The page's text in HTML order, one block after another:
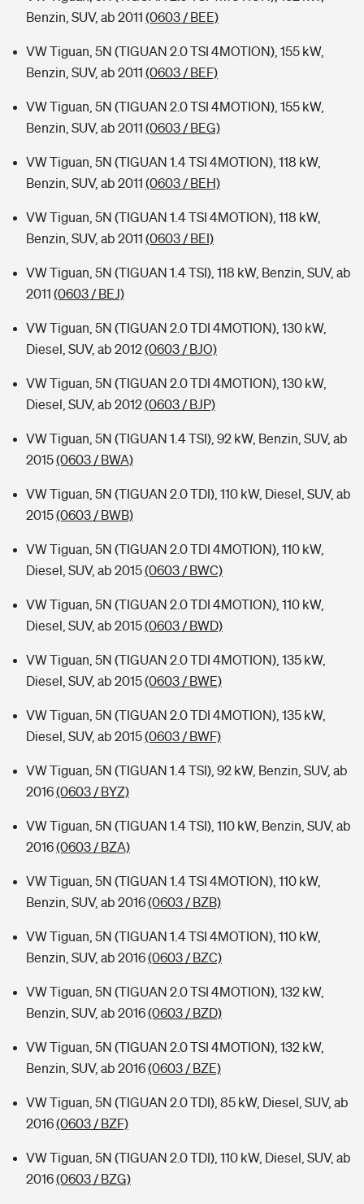
Benzin, SUV, ab 2011 (0603 / BEE)
VW Tiguan, 5N (TIGUAN 2.0 TSI 4MOTION), 155 kW,
Benzin, SUV, ab 2011 (0603 / BEF)
VW Tiguan, 5N (TIGUAN 2.0 TSI 4MOTION), 155 kW,
Benzin, SUV, ab 2011 (0603 / BEG)
VW Tiguan, 5N (TIGUAN 1.4 TSI 4MOTION), 118 kW,
Benzin, SUV, ab 2011 (0603 / BEH)
VW Tiguan, 5N (TIGUAN 1.4 TSI 4MOTION), 118 kW,
Benzin, SUV, ab 2011 (0603 / BEI)
VW Tiguan, 5N (TIGUAN 1.4 TSI), 118 kW, Benzin, SUV, ab
2011 (0603 / BEJ)
VW Tiguan, 5N (TIGUAN 2.0 TDI 4MOTION), 130 kW,
Diesel, SUV, ab 2012(0603 / BJO)
VW Tiguan, 5N (TIGUAN 2.0 TDI 4MOTION), 130 kW,
Diesel, SUV, ab 2012(0603 / BJP)
VW Tiguan, 5N (TIGUAN 1.4 TSI), 92 kW, Benzin, SUV, ab
2015(0603 / BWA)
VW Tiguan, 5N (TIGUAN 2.0 TDI), 110 kW, Diesel, SUV, ab
2015(0603 / BWB)
VW Tiguan, 5N (TIGUAN 2.0 TDI 4MOTION), 110 kW,
Diesel, SUV, ab 2015(0603 / BWC)
VW Tiguan, 5N (TIGUAN 2.0 TDI 4MOTION), 110 kW,
Diesel, SUV, ab 2015(0603 / BWD)
VW Tiguan, 5N (TIGUAN 2.0 TDI 4MOTION), 135 kW,
Diesel, SUV, ab 2015(0603 / BWE)
VW Tiguan, 5N (TIGUAN 2.0 TDI 4MOTION), 135 kW,
Diesel, SUV, ab 2015(0603 / BWF)
VW Tiguan, 5N (TIGUAN 1.4 TSI), 92 kW, Benzin, SUV, ab
2016(0603 / BYZ)
VW Tiguan, 5N (TIGUAN 1.4 TSI), 110 kW, Benzin, SUV, ab
2016(0603 / BZA)
VW Tiguan, 5N (TIGUAN 1.4 TSI 4MOTION), 110 kW,
Benzin, SUV, ab 2016(0603 / BZB)
VW Tiguan, 5N (TIGUAN 1.4 TSI 4MOTION), 110 kW,
Benzin, SUV, ab 2016(0603 / BZC)
VW Tiguan, 5N (TIGUAN 2.0 TSI 4MOTION), 132 kW,
Benzin, SUV, ab 2016(0603 / BZD)
VW Tiguan, 5N (TIGUAN 2.0 TSI 4MOTION), 132 kW,
Benzin, SUV, ab 2016(0603 / BZE)
VW Tiguan, 5N (TIGUAN 2.0 TDI), 85 kW, Diesel, SUV, ab
2016(0603 / BZF)
VW Tiguan, 5N (TIGUAN 2.0 TDI), 110 kW, Diesel, SUV, ab
2016(0603 / BZG)